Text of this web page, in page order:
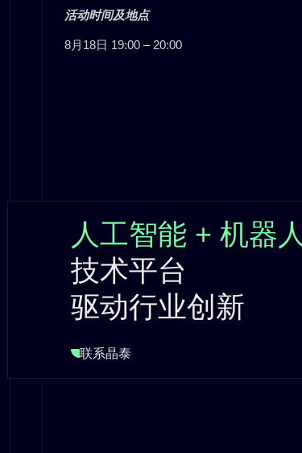
活动时间及地点
8月18日 19:00 – 20:00
人工智能 + 机器人
技术平台
驱动行业创新
联系晶泰